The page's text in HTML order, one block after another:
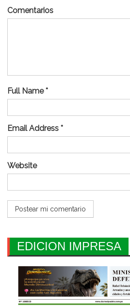
Comentarios
Full Name *
Email Address *
Website
EDICION IMPRESA